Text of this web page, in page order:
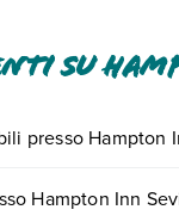
su
presso Hampton
un appuntamento.
Hampton Inn